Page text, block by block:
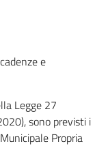
e
Legge 27
sono previsti i
Propria